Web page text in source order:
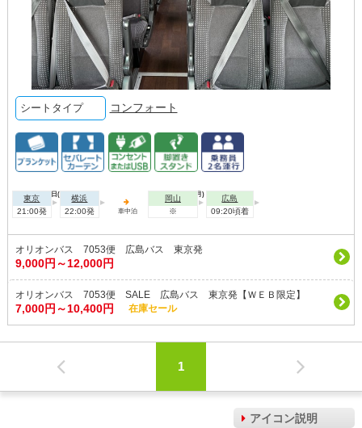
シートタイプ コンフォート
2026年08月09日(日)
東京
21:00発
横浜
22:00発
車中泊
2026年08月10日(月)
岡山
※
広島
09:20頃着
オリオンバス 7053便 広島バス 東京発
9,000円～12,000円
オリオンバス 7053便 SALE 広島バス 東京発【ＷＥＢ限定】
7,000円～10,400円 在庫セール
1
アイコン説明